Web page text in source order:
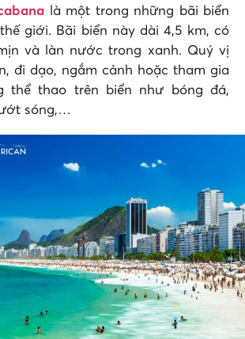
là một trong những bãi biển
giới. Bãi biển này dài 4,5 km, có
và làn nước trong xanh. Quý vị
đi dạo, ngắm cảnh hoặc tham gia
thể thao trên biển như bóng đá,
sóng,…